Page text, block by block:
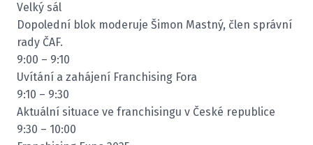
Velký sál
Dopolední blok moderuje Šimon Mastný, člen správní
rady ČAF.
9:00 – 9:10
Uvítání a zahájení Franchising Fora
9:10 – 9:30
Aktuální situace ve franchisingu v České republice
9:30 – 10:00